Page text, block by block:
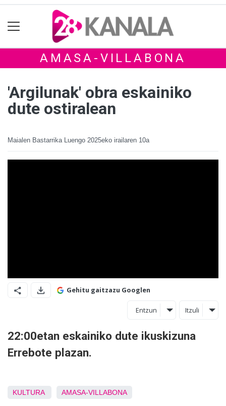
AMASA-VILLABONA
'Argilunak' obra eskainiko
dute ostiralean
Maialen Bastarrika Luengo 2025eko irailaren 10a
Gehitu gaitzazu Googlen
Entzun Itzuli
22:00etan eskainiko dute ikuskizuna
Errebote plazan.
KULTURA AMASA-VILLABONA